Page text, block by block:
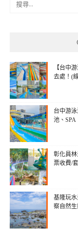
【台中
去處！(
台中游
池、
彰化員
票收費/
基隆玩
察自然